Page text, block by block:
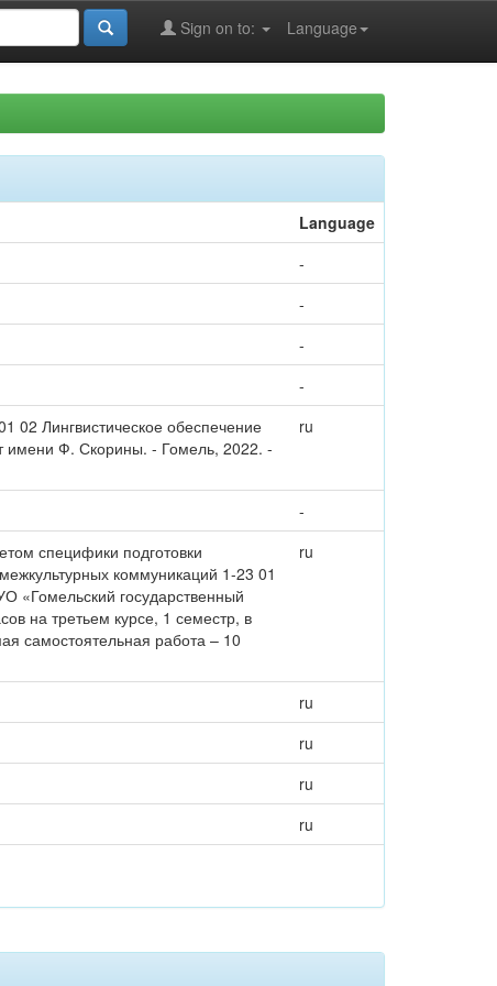
Language
Sign on to:
Language
-
-
-
-
02 Лингвистическое обеспечение
имени Ф. Скорины. - Гомель, 2022. -
ru
-
специфики подготовки
коммуникаций 1-23 01
«Гомельский государственный
на третьем курсе, 1 семестр, в
самостоятельная работа – 10
ru
ru
ru
ru
ru